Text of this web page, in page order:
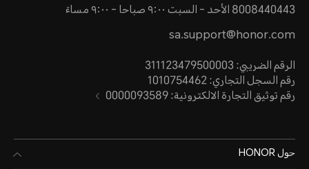
8008440443 الأحد - السبت ٩:٠٠ صباحا - ٩:٠٠ مساءً
sa.support@honor.com
الرقم الضريبي: 311123479500003
رقم السجل التجاري: 1010754462
رقم توثيق التجارة الالكترونية: 0000093589
حول HONOR